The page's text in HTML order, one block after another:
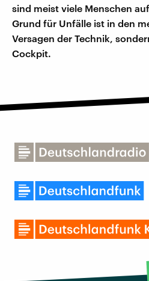
sind meist viele Menschen
Grund für Unfälle ist in den
Versagen der Technik,
Cockpit.